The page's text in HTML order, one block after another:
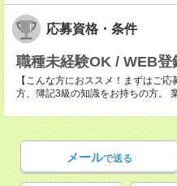
応募資格・条件
職種未経験OK / WEB登
【こんな方におススメ！まずはご
方、簿記3級の知識をお持ちの方。
メールで送る